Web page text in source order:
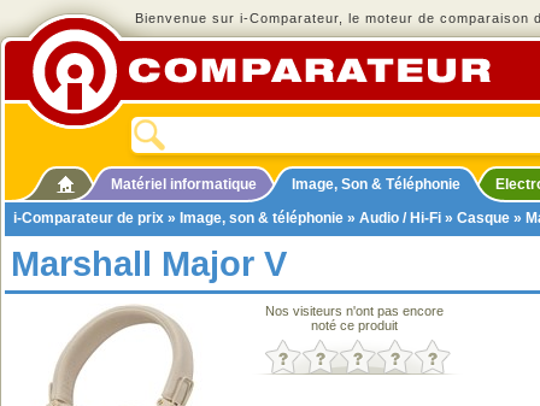
Bienvenue sur i-Comparateur, le moteur de comparaison
Matériel informatique Image, Son & Téléphonie
i-Comparateur de prix » Image, son & téléphonie » Audio / Hi-Fi » Casque »
Marshall Major V
Nos visiteurs n'ont pas encore
noté ce produit